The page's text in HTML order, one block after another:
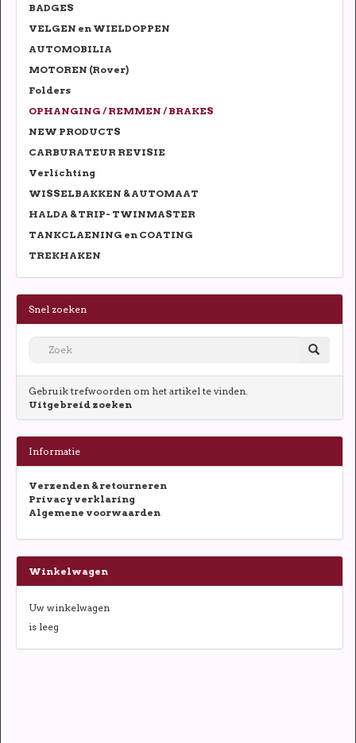
BADGES
VELGEN en WIELDOPPEN
AUTOMOBILIA
MOTOREN (Rover)
Folders
OPHANGING / REMMEN / BRAKES
NEW PRODUCTS
CARBURATEUR REVISIE
Verlichting
WISSELBAKKEN & AUTOMAAT
HALDA & TRIP- TWINMASTER
TANKCLAENING en COATING
TREKHAKEN
Snel zoeken
Gebruik trefwoorden om het artikel te vinden.
Uitgebreid zoeken
Informatie
Verzenden & retourneren
Privacy verklaring
Algemene voorwaarden
Winkelwagen
Uw winkelwagen
is leeg